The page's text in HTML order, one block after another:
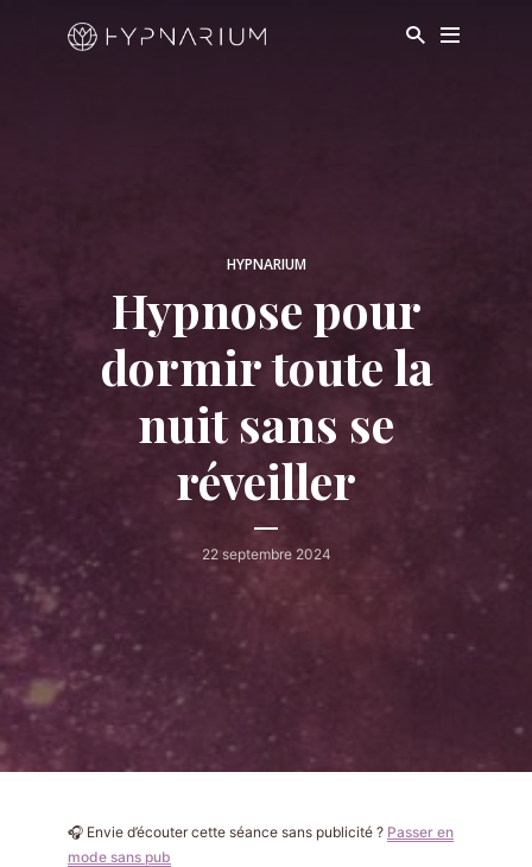
HYPNARIUM
Hypnose pour
dormir toute la
nuit sans se
réveiller
22 septembre 2024
🎧 Envie d’écouter cette séance sans publicité ? Passer en
mode sans pub